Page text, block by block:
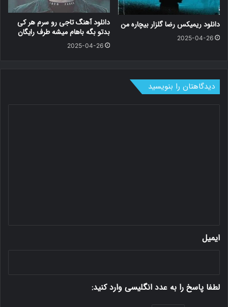
دانلود ریمیکس رضا گلزار بیچاره من
2025-04-26
دانلود آهنگ تاجی رو سرم هر کی
بدتو بگه باهام میشه طرف رایگان
2025-04-26
دیدگاهتان را بنویسید
ایمیل
لطفا پاسخ را به عدد انگلیسی وارد کنید: